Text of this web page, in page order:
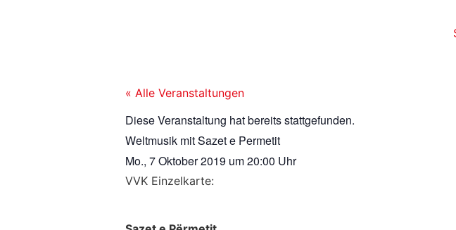
« Alle Veranstaltungen
Diese Veranstaltung hat bereits stattgefunden.
Weltmusik mit Sazet e Permetit
Mo., 7 Oktober 2019 um20:00 Uhr
VVK Einzelkarte: